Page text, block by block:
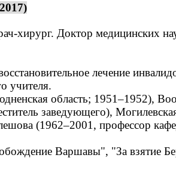
хирург. Доктор медицинских
лечение
учителя.
область; 1951–1952),
заведующего),
(1962–2001, профессор
Варшавы", "За взятие